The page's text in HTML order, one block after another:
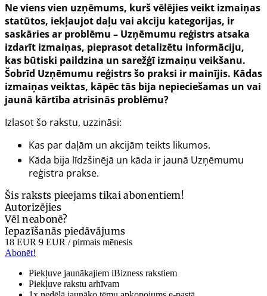
Ne viens vien uzņēmums, kurš vēlējies veikt izmaiņas
statūtos, iekļaujot daļu vai akciju kategorijas, ir
saskāries ar problēmu – Uzņēmumu reģistrs atsaka
izdarīt izmaiņas, pieprasot detalizētu informāciju,
kas būtiski paildzina un sarežģī izmaiņu veikšanu.
Šobrīd Uzņēmumu reģistrs šo praksi ir mainījis. Kādas
izmaiņas veiktas, kāpēc tās bija nepieciešamas un vai
jaunā kārtība atrisinās problēmu?
Izlasot šo rakstu, uzzināsi:
Kas par daļām un akcijām teikts likumos.
Kāda bija līdzšinējā un kāda ir jaunā Uzņēmumu
reģistra prakse.
Šis raksts pieejams tikai abonentiem!
Autorizējies
Vēl neabonē?
Iepazīšanās piedāvājums
18 EUR 9 EUR / pirmais mēnesis
Abonēt!
Piekļuve jaunākajiem iBizness rakstiem
Piekļuve rakstu arhīvam